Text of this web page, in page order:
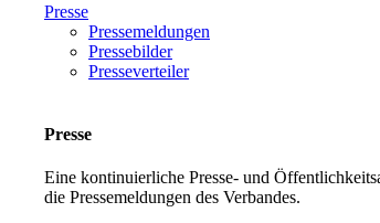
Presse
Pressemeldungen
Pressebilder
Presseverteiler
Presse
Eine kontinuierliche Presse- und
die Pressemeldungen des Verbandes.